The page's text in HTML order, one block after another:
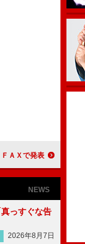
で精進」ＦＡＸで発表
NEWS
っすぐな告
2026年8月7日